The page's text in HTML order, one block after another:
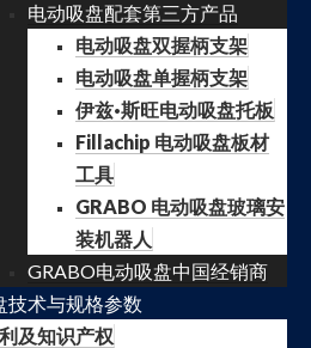
电动吸盘配套第三方产品
电动吸盘双握柄支架
电动吸盘单握柄支架
伊兹·斯旺电动吸盘托板
Fillachip 电动吸盘板材
工具
GRABO 电动吸盘玻璃安
装机器人
GRABO电动吸盘中国经销商
技术与规格参数
及知识产权